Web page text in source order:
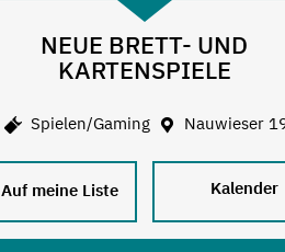
NEUE BRETT- UND
KARTENSPIELE
Spielen/Gaming Nauwieser
Auf meine Liste Kalender